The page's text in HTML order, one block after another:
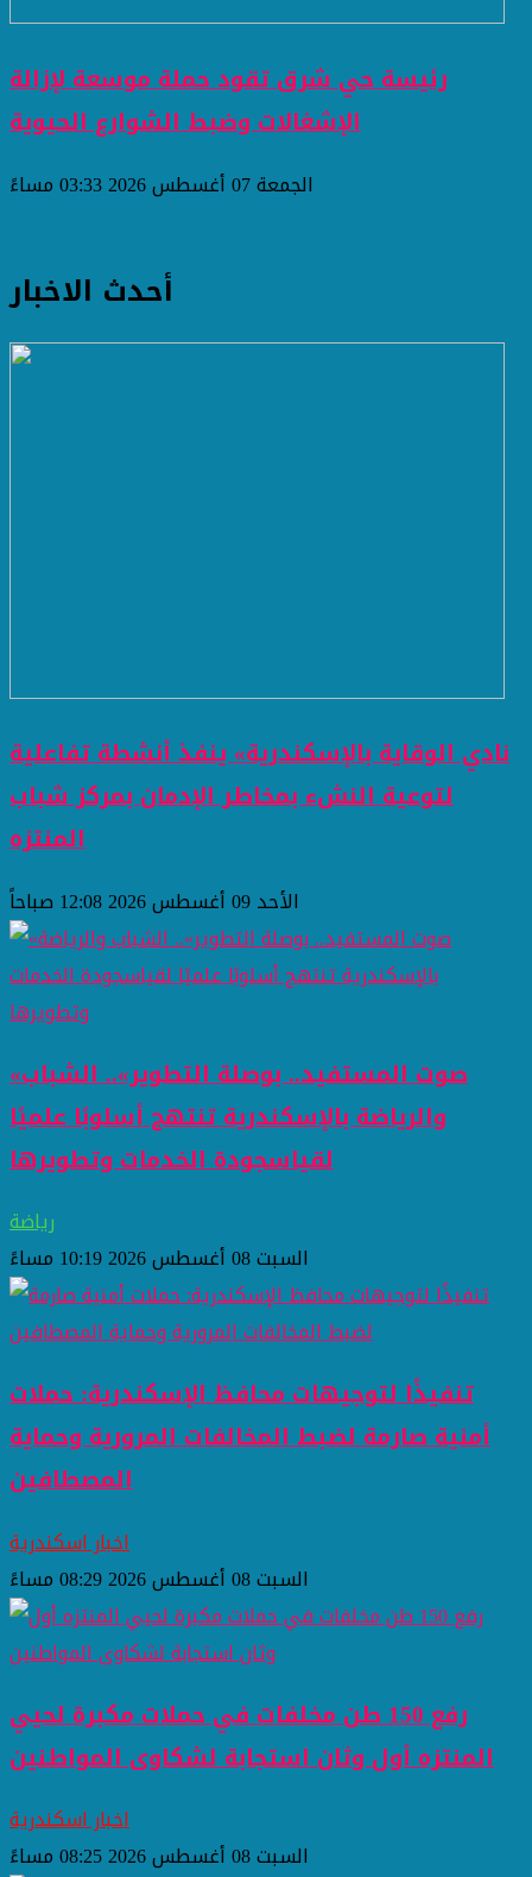
رئيسة حي شرق تقود حملة موسعة لإزالة
الإشغالات وضبط الشوارع الحيوية
الجمعة 07 أغسطس 2026 03:33 مساءً
أحدث الاخبار
نادي الوقاية بالإسكندرية» ينفذ أنشطة تفاعلية
لتوعية النشء بمخاطر الإدمان بمركز شباب
المنتزه
الأحد 09 أغسطس 2026 12:08 صباحاً
«صوت المستفيد.. بوصلة التطوير».. الشباب
والرياضة بالإسكندرية تنتهج أسلوبًا علميًا
لقياسجودة الخدمات وتطويرها
رياضة
السبت 08 أغسطس 2026 10:19 مساءً
تنفيذًا لتوجيهات محافظ الإسكندرية: حملات
أمنية صارمة لضبط المخالفات المرورية وحماية
المصطافين
اخبار اسكندرية
السبت 08 أغسطس 2026 08:29 مساءً
رفع 150 طن مخلفات في حملات مكبرة لحيي
المنتزه أول وثان استجابة لشكاوى المواطنين
اخبار اسكندرية
السبت 08 أغسطس 2026 08:25 مساءً